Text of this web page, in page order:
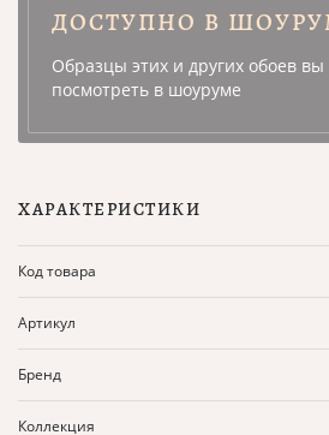
ДОСТУПНО В
Образцы этих и других обоев
посмотреть в шоуруме
ХАРАКТЕРИСТИКИ
Код товара
Артикул
Бренд
Коллекция